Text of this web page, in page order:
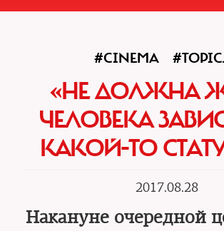
#CINEMA
«НЕ ДОЛЖНА
ЧЕЛОВЕКА
КАКОЙ-ТО
2017.08.28
Накануне очередной